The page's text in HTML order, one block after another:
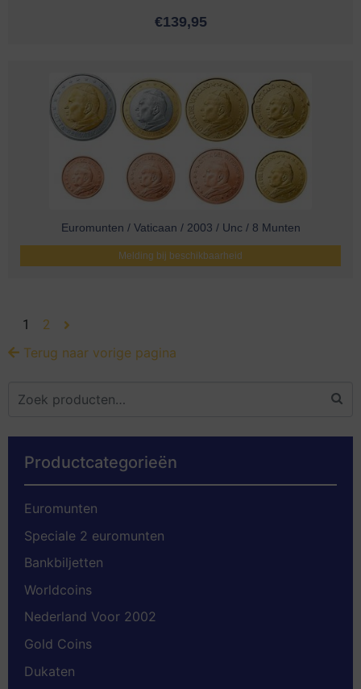
€139,95
Euromunten / Vaticaan / 2003 / Unc / 8 Munten
Melding bij beschikbaarheid
1 2
Terug naar vorige pagina
Productcategorieën
Euromunten
Speciale 2 euromunten
Bankbiljetten
Worldcoins
Nederland Voor 2002
Gold Coins
Dukaten